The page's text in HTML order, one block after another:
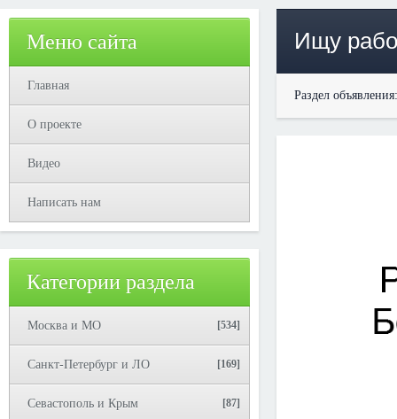
Меню сайта
Главная
О проекте
Видео
Написать нам
Категории раздела
Москва и МО [534]
Санкт-Петербург и ЛО [169]
Севастополь и Крым [87]
Ищу
Раздел